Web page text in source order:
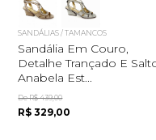
SANDÁLIAS / TAMANCOS
Sandália Em Couro,
Detalhe Trançado E
Anabela Est...
De R$ 439,00
R$ 329,00